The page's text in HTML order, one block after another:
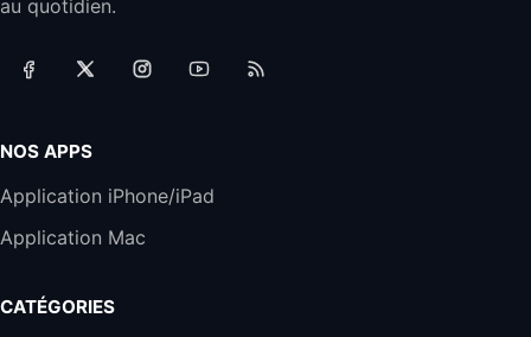
Téléphones de Bureau
Harman Kardon SoundSticks 5 Haut-Parleur
289,47€
Blanc
au quotidien.
NOS APPS
Application iPhone/iPad
Application Mac
CATÉGORIES